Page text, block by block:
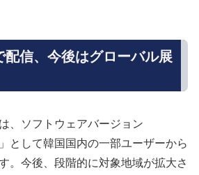
配信、今後はグローバル展
、ソフトウェアバージョン
として韓国国内の一部ユーザーから
。今後、段階的に対象地域が拡大さ